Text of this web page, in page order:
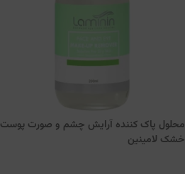
محلول پاک کننده آرایش چشم و صورت پوست
خشک لامینین